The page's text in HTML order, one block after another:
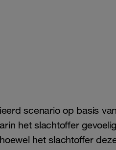
scenario op basis
het slachtoffer
het slachtoffer